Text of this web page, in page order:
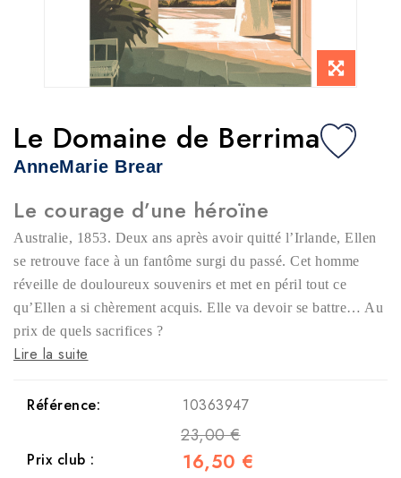
Le Domaine de Berrima
AnneMarie Brear
Le courage d’une héroïne
Australie, 1853. Deux ans après avoir quitté l’Irlande, Ellen
se retrouve face à un fantôme surgi du passé. Cet homme
réveille de douloureux souvenirs et met en péril tout ce
qu’Ellen a si chèrement acquis. Elle va devoir se battre… Au
prix de quels sacrifices ?
Lire la suite
Référence: 10363947
23,00 €
Prix club : 16,50 €